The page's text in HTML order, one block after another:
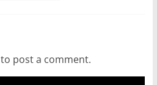
to post a comment.